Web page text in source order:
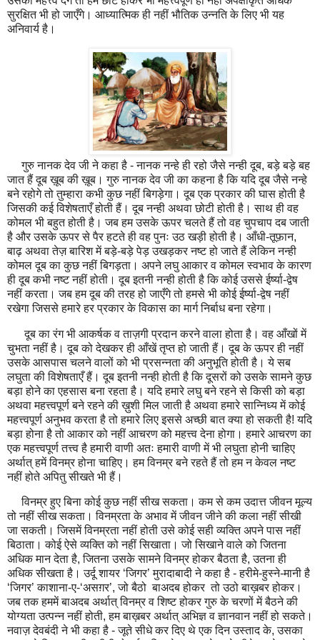
सुरक्षित भी हो जाएँगे। आध्यात्मिक ही नहीं भौतिक उन्नति के लिए भी यह
अनिवार्य है।
गुरु नानक देव जी ने कहा है - नानक नन्हे ही रहो जैसे नन्ही दूब, बड़े बड़े बह
जात हैं दूब ख़ूब की ख़ूब। गुरु नानक देव जी का कहना है कि यदि दूब जैसे नन्हे
बने रहोगे तो तुम्हारा कभी कुछ नहीं बिगड़ेगा। दूब एक प्रकार की घास होती है
जिसकी कई विशेषताएँ होती हैं। दूब नन्ही अथवा छोटी होती है। साथ ही वह
कोमल भी बहुत होती है। जब हम उसके ऊपर चलते हैं तो वह चुपचाप दब जाती
है और उसके ऊपर से पैर हटते ही वह पुनः उठ खड़ी होती है। आँधी-तूफ़ान,
बाढ़ अथवा तेज़ बारिश में बड़े-बड़े पेड़ उखड़कर नष्ट हो जाते हैं लेकिन नन्ही
कोमल दूब का कुछ नहीं बिगड़ता। अपने लघु आकार व कोमल स्वभाव के कारण
ही दूब कभी नष्ट नहीं होती। दूब इतनी नन्ही होती है कि कोई उससे ईर्ष्या-द्वेष
नहीं करता। जब हम दूब की तरह हो जाएँगे तो हमसे भी कोई ईर्ष्या-द्वेष नहीं
रखेगा जिससे हमारे हर प्रकार के विकास का मार्ग निर्बाध बना रहेगा।
दूब का रंग भी आकर्षक व ताज़गी प्रदान करने वाला होता है। वह आँखों में
चुभता नहीं है। दूब को देखकर ही आँखें तृप्त हो जाती हैं। दूब के ऊपर ही नहीं
उसके आसपास चलने वालों को भी प्रसन्नता की अनुभूति होती है। ये सब
लघुता की विशेषताएँ हैं। दूब इतनी नन्ही होती है कि दूसरों को उसके सामने कुछ
बड़ा होने का एहसास बना रहता है। यदि हमारे लघु बने रहने से किसी को बड़ा
अथवा महत्त्वपूर्ण बने रहने की ख़ुशी मिल जाती है अथवा हमारे सान्निध्य में कोई
महत्त्वपूर्ण अनुभव करता है तो हमारे लिए इससे अच्छी बात क्या हो सकती है! यदि
बड़ा होना है तो आकार को नहीं आचरण को महत्त्व देना होगा। हमारे आचरण का
एक महत्त्वपूर्ण तत्त्व है हमारी वाणी अतः हमारी वाणी में भी लघुता होनी चाहिए
अर्थात् हमें विनम्र होना चाहिए। हम विनम्र बने रहते हैं तो हम न केवल नष्ट
नहीं होते अपितु सीखते भी हैं।
विनम्र हुए बिना कोई कुछ नहीं सीख सकता। कम से कम उदात्त जीवन मूल्य
तो नहीं सीख सकता। विनम्रता के अभाव में जीवन जीने की कला नहीं सीखी
जा सकती। जिसमें विनम्रता नहीं होती उसे कोई सही व्यक्ति अपने पास नहीं
बिठाता। कोई ऐसे व्यक्ति को नहीं सिखाता। जो सिखाने वाले को जितना
अधिक मान देता है, जितना उसके सामने विनम्र होकर बैठता है, उतना ही
अधिक सीखता है। उर्दू शायर ‘जिगर’ मुरादाबादी ने कहा है - हरीमे-हुस्ने-मानी है
‘जिगर’ काशाना-ए-‘असग़र’, जो बैठो बाअदब होकर तो उठो बाख़बर होकर।
जब तक हममें बाअदब अर्थात् विनम्र व शिष्ट होकर गुरु के चरणों में बैठने की
योग्यता उत्पन्न नहीं होती, हम बाख़बर अर्थात् अभिज्ञ व ज्ञानवान नहीं हो सकते।
नवाज़ देवबंदी ने भी कहा है - जूते सीधे कर दिए थे एक दिन उस्ताद के, उसका